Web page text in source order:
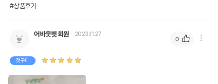
#상품후기
어바웃펫 회원 2023.11.27
첫구매
0